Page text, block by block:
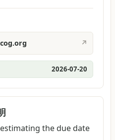
↗
2026-07-20
the due date